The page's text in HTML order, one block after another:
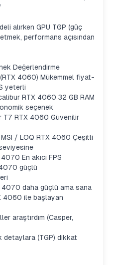
alırken GPU TGP (güç
performans açısından
Değerlendirme
4060) Mükemmel fiyat-
yeterli
RTX 4060 32 GB RAM
seçenek
RTX 4060 Güvenilir
/ LOQ RTX 4060 Çeşitli
En akıcı FPS
güçlü
daha güçlü ama sana
4060 ile başlayan
araştırdım (Casper,
detaylara (TGP) dikkat